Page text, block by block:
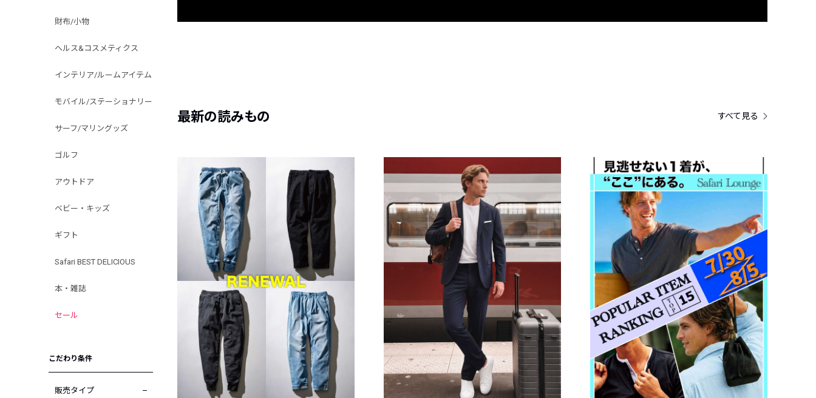
財布/小物
ヘルス&コスメティクス
インテリア/ルームアイテム
モバイル/ステーショナリー
サーフ/マリングッズ
ゴルフ
アウトドア
ベビー・キッズ
ギフト
Safari BEST DELICIOUS
本・雑誌
セール
こだわり条件
販売タイプ
最新の読みもの すべて見る